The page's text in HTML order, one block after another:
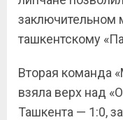
заключительном
ташкентскому
Вторая команда
взяла верх над
Ташкента — 1:0,